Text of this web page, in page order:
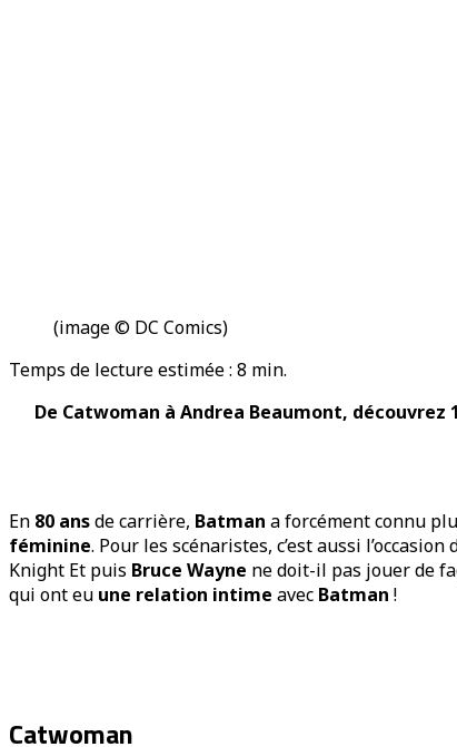
(image © DC Comics)
Temps de lecture estimée : 8 min.
De Catwoman à Andrea Beaumont,
En 80 ansde carrière, Batman a forcément connu
féminine. Pour les scénaristes, c’est aussi
Knight Et puis Bruce Wayne ne doit-il pas jouer de
qui ont eu une relation intime avec Batman !
Catwoman